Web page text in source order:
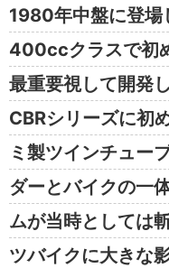
1980年中盤に登
400ccクラスで初
最重要視して開発
CBRシリーズに初
ミ製ツインチュー
ダーとバイクの一
ムが当時としては
ツバイクに大きな